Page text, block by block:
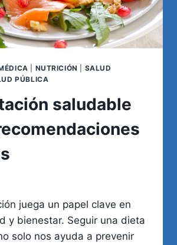
NUTRICIÓN
SALUD
PÚBLICA
saludable
juega un papel clave en
y bienestar. Seguir una dieta
solo nos ayuda a prevenir